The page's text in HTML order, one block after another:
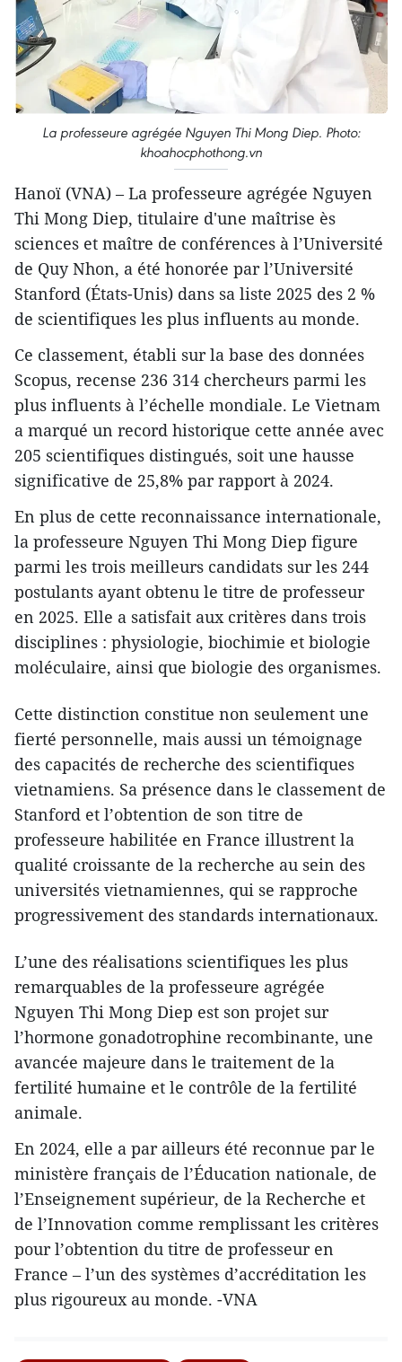
La professeure agrégée Nguyen Thi Mong Diep. Photo:
khoahocphothong.vn
Hanoï (VNA) – La professeure agrégée Nguyen
Thi Mong Diep, titulaire d'une maîtrise ès
sciences et maître de conférences à l’Université
de Quy Nhon, a été honorée par l’Université
Stanford (États-Unis) dans sa liste 2025 des 2 %
de scientifiques les plus influents au monde.
Ce classement, établi sur la base des données
Scopus, recense 236 314 chercheurs parmi les
plus influents à l’échelle mondiale. Le Vietnam
a marqué un record historique cette année avec
205 scientifiques distingués, soit une hausse
significative de 25,8% par rapport à 2024.
En plus de cette reconnaissance internationale,
la professeure Nguyen Thi Mong Diep figure
parmi les trois meilleurs candidats sur les 244
postulants ayant obtenu le titre de professeur
en 2025. Elle a satisfait aux critères dans trois
disciplines : physiologie, biochimie et biologie
moléculaire, ainsi que biologie des organismes.
Cette distinction constitue non seulement une
fierté personnelle, mais aussi un témoignage
des capacités de recherche des scientifiques
vietnamiens. Sa présence dans le classement de
Stanford et l’obtention de son titre de
professeure habilitée en France illustrent la
qualité croissante de la recherche au sein des
universités vietnamiennes, qui se rapproche
progressivement des standards internationaux.
L’une des réalisations scientifiques les plus
remarquables de la professeure agrégée
Nguyen Thi Mong Diep est son projet sur
l’hormone gonadotrophine recombinante, une
avancée majeure dans le traitement de la
fertilité humaine et le contrôle de la fertilité
animale.
En 2024, elle a par ailleurs été reconnue par le
ministère français de l’Éducation nationale, de
l’Enseignement supérieur, de la Recherche et
de l’Innovation comme remplissant les critères
pour l’obtention du titre de professeur en
France – l’un des systèmes d’accréditation les
plus rigoureux au monde. -VNA